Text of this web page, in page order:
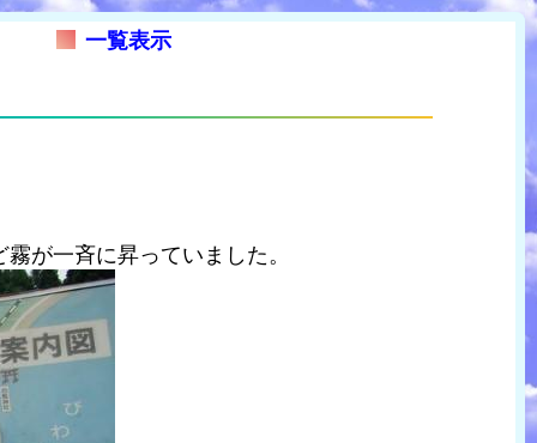
一覧表示
が一斉に昇っていました。